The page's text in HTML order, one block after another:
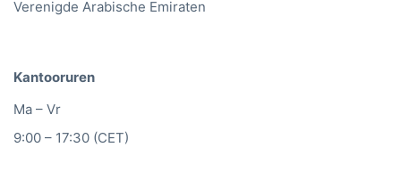
Verenigde Arabische Emiraten
Kantooruren
Ma – Vr
9:00 – 17:30 (CET)